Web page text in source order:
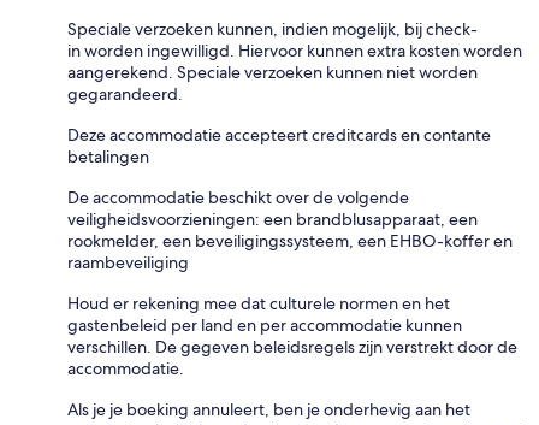
Speciale verzoeken kunnen, indien mogelijk, bij check-
in worden ingewilligd. Hiervoor kunnen extra kosten worden
aangerekend. Speciale verzoeken kunnen niet worden
gegarandeerd.
Deze accommodatie accepteert creditcards en contante
betalingen
De accommodatie beschikt over de volgende
veiligheidsvoorzieningen: een brandblusapparaat, een
rookmelder, een beveiligingssysteem, een EHBO-koffer en
raambeveiliging
Houd er rekening mee dat culturele normen en het
gastenbeleid per land en per accommodatie kunnen
verschillen. De gegeven beleidsregels zijn verstrekt door de
accommodatie.
Als je je boeking annuleert, ben je onderhevig aan het